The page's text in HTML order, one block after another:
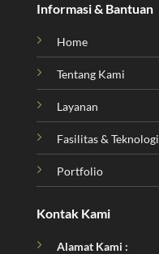
Informasi & Bantuan
Home
Tentang Kami
Layanan
Fasilitas & Teknologi
Portfolio
Kontak Kami
Alamat Kami :